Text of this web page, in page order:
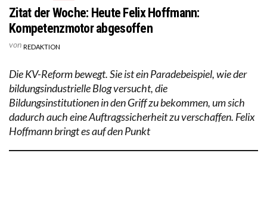
Zitat der Woche: Heute Felix Hoffmann:
Kompetenzmotor abgesoffen
von REDAKTION
Die KV-Reform bewegt. Sie ist ein Paradebeispiel, wie der
bildungsindustrielle Blog versucht, die
Bildungsinstitutionen in den Griff zu bekommen, um sich
dadurch auch eine Auftragssicherheit zu verschaffen. Felix
Hoffmann bringt es auf den Punkt